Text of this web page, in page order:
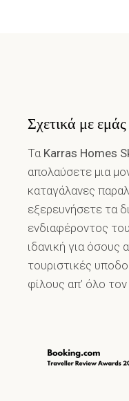
Σχετικά με εμάς
Τα Karras Homes
απολαύσετε μια
καταγάλανες
εξερευνήσετε τα
ενδιαφέροντος
ιδανική για όσους
τουριστικές
φίλους απ’ όλο